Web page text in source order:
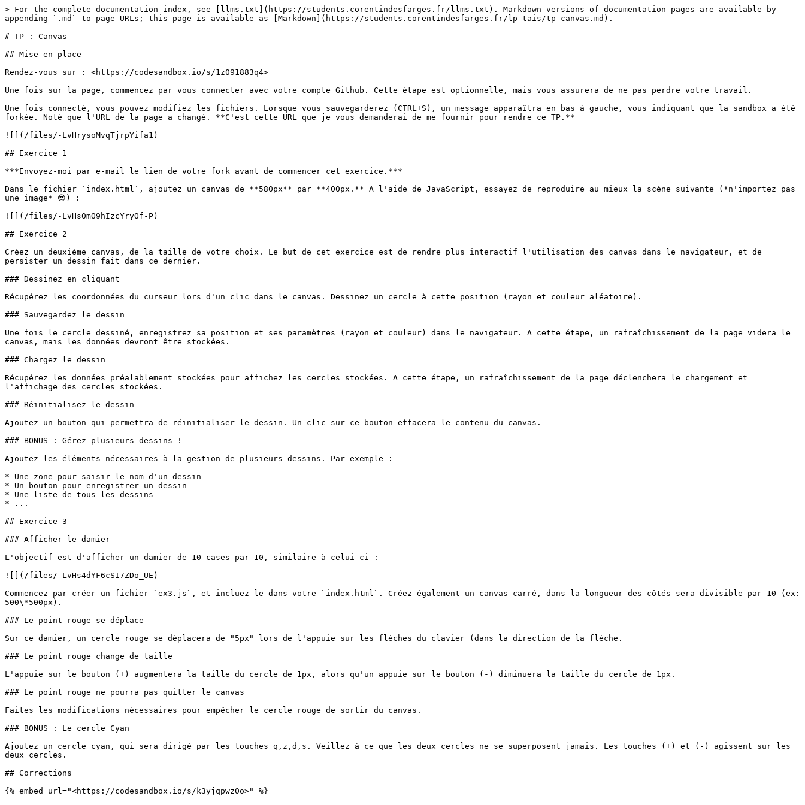
> For the complete documentation index, see [llms.txt](https://students.corentindesfarges.fr/llms.txt). Markdown versions of documentation pages are available by
appending `.md` to page URLs; this page is available as [Markdown](https://students.corentindesfarges.fr/lp-tais/tp-canvas.md).
# TP : Canvas
## Mise en place
Rendez-vous sur : <https://codesandbox.io/s/1z091883q4>
Une fois sur la page, commencez par vous connecter avec votre compte Github. Cette étape est optionnelle, mais vous assurera de ne pas perdre votre travail.
Une fois connecté, vous pouvez modifiez les fichiers. Lorsque vous sauvegarderez (CTRL+S), un message apparaîtra en bas à gauche, vous indiquant que la sandbox a été
forkée. Noté que l'URL de la page a changé. **C'est cette URL que je vous demanderai de me fournir pour rendre ce TP.**
![](/files/-LvHrysoMvqTjrpYifa1)
## Exercice 1
***Envoyez-moi par e-mail le lien de votre fork avant de commencer cet exercice.***
Dans le fichier `index.html`, ajoutez un canvas de **580px** par **400px.** A l'aide de JavaScript, essayez de reproduire au mieux la scène suivante (*n'importez pas
une image* 😎) :
![](/files/-LvHs0mO9hIzcYryOf-P)
## Exercice 2
Créez un deuxième canvas, de la taille de votre choix. Le but de cet exercice est de rendre plus interactif l'utilisation des canvas dans le navigateur, et de
persister un dessin fait dans ce dernier.
### Dessinez en cliquant
Récupérez les coordonnées du curseur lors d'un clic dans le canvas. Dessinez un cercle à cette position (rayon et couleur aléatoire).
### Sauvegardez le dessin
Une fois le cercle dessiné, enregistrez sa position et ses paramètres (rayon et couleur) dans le navigateur. A cette étape, un rafraîchissement de la page videra le
canvas, mais les données devront être stockées.
### Chargez le dessin
Récupérez les données préalablement stockées pour affichez les cercles stockées. A cette étape, un rafraîchissement de la page déclenchera le chargement et
l'affichage des cercles stockées.
### Réinitialisez le dessin
Ajoutez un bouton qui permettra de réinitialiser le dessin. Un clic sur ce bouton effacera le contenu du canvas.
### BONUS : Gérez plusieurs dessins !
Ajoutez les éléments nécessaires à la gestion de plusieurs dessins. Par exemple :
* Une zone pour saisir le nom d'un dessin
* Un bouton pour enregistrer un dessin
* Une liste de tous les dessins
* ...
## Exercice 3
### Afficher le damier
L'objectif est d'afficher un damier de 10 cases par 10, similaire à celui-ci :
![](/files/-LvHs4dYF6cSI7ZDo_UE)
Commencez par créer un fichier `ex3.js`, et incluez-le dans votre `index.html`. Créez également un canvas carré, dans la longueur des côtés sera divisible par 10 (ex:
500\*500px).
### Le point rouge se déplace
Sur ce damier, un cercle rouge se déplacera de "5px" lors de l'appuie sur les flèches du clavier (dans la direction de la flèche.
### Le point rouge change de taille
L'appuie sur le bouton (+) augmentera la taille du cercle de 1px, alors qu'un appuie sur le bouton (-) diminuera la taille du cercle de 1px.
### Le point rouge ne pourra pas quitter le canvas
Faites les modifications nécessaires pour empêcher le cercle rouge de sortir du canvas.
### BONUS : Le cercle Cyan
Ajoutez un cercle cyan, qui sera dirigé par les touches q,z,d,s. Veillez à ce que les deux cercles ne se superposent jamais. Les touches (+) et (-) agissent sur les
deux cercles.
## Corrections
{% embed url="<https://codesandbox.io/s/k3yjqpwz0o>" %}